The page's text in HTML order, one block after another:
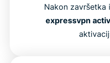
Nakon završetka
expressvpn